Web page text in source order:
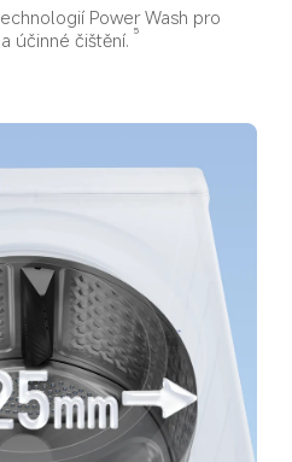
Power Wash pro
účinné čištění. 5